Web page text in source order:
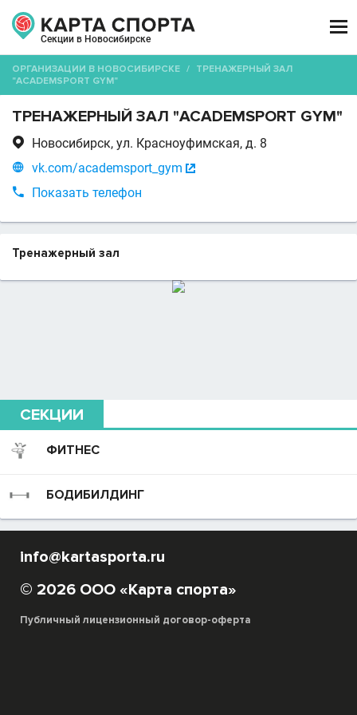
Секции в Новосибирске

ОРГАНИЗАЦИИ В НОВОСИБИРСКЕ / ТРЕНАЖЕРНЫЙ ЗАЛ
"ACADEMSPORT GYM"
ТРЕНАЖЕРНЫЙ ЗАЛ "ACADEMSPORT GYM"
 Новосибирск, ул. Красноуфимская, д. 8
 vk.com/academsport_gym 

Показать телефон
Тренажерный зал
СЕКЦИИ
ФИТНЕС
БОДИБИЛДИНГ
info@kartasporta.ru
© 2026 ООО «Карта спорта»
Публичный лицензионный договор-оферта